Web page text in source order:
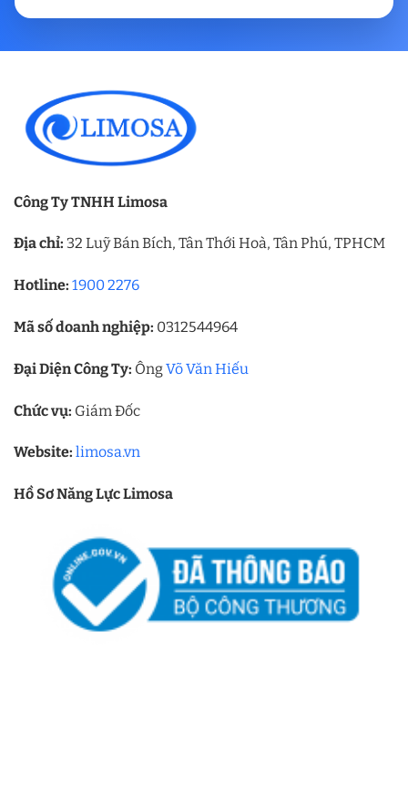
Công Ty TNHH Limosa
Địa chỉ: 32 Luỹ Bán Bích, Tân Thới Hoà, Tân Phú, TPHCM
Hotline: 1900 2276
Mã số doanh nghiệp: 0312544964
Đại Diện Công Ty: ÔngVõ Văn Hiếu
Chức vụ: Giám Đốc
Website: limosa.vn
Hồ Sơ Năng Lực Limosa